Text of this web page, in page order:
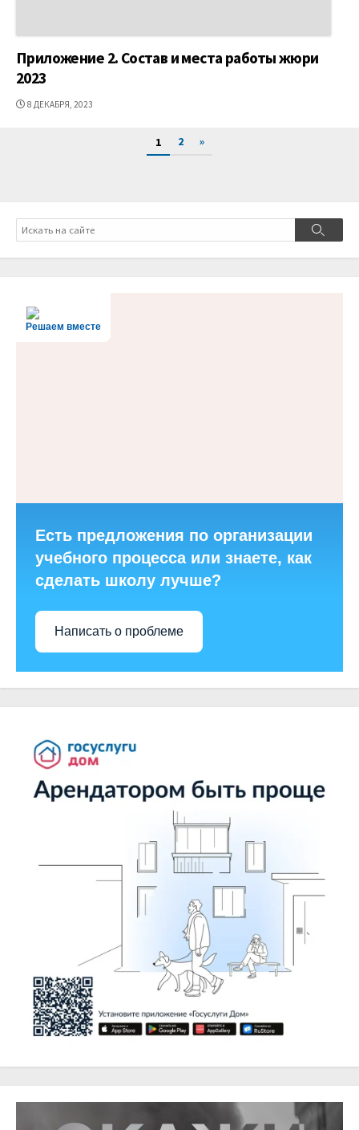
Приложение 2. Состав и места работы жюри
2023
ДАТА
8 ДЕКАБРЯ, 2023
1 2 »
Поиск
Поиск
Решаем вместе
Есть предложения по организации
учебного процесса или знаете, как
сделать школу лучше?
Написать о проблеме